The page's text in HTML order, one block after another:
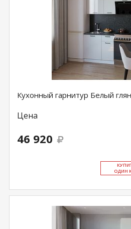
Кухонный гарнитур Белый
Цена
46 920
ОДИН